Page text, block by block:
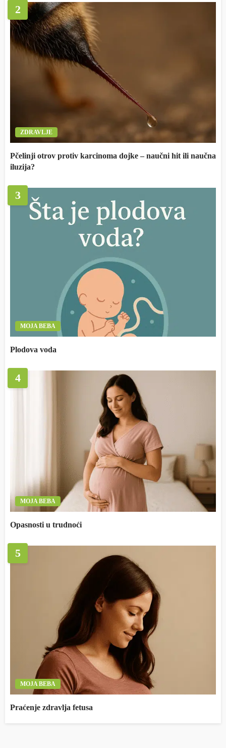
2
ZDRAVLJE
Pčelinji otrov protiv karcinoma dojke – naučni hit ili naučna
iluzija?
3
MOJA BEBA
Plodova voda
4
MOJA BEBA
Opasnosti u trudnoći
5
MOJA BEBA
Praćenje zdravlja fetusa